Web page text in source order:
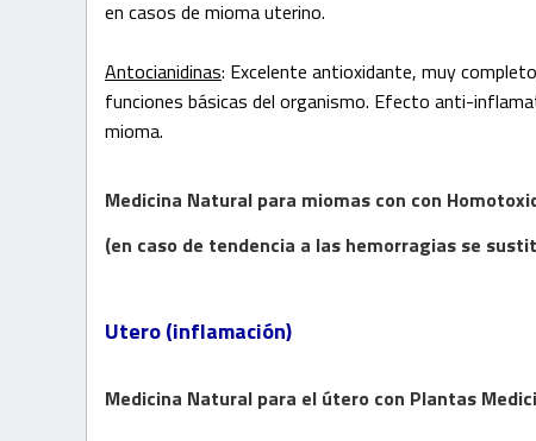
en casos de mioma uterino.
Antocianidinas: Excelente antioxidante, muy
funciones básicas del organismo. Efecto anti-
mioma.
Medicina Natural para miomas con con
(en caso de tendencia a las hemorragias se
Utero (inflamación)
Medicina Natural para el útero con Plantas